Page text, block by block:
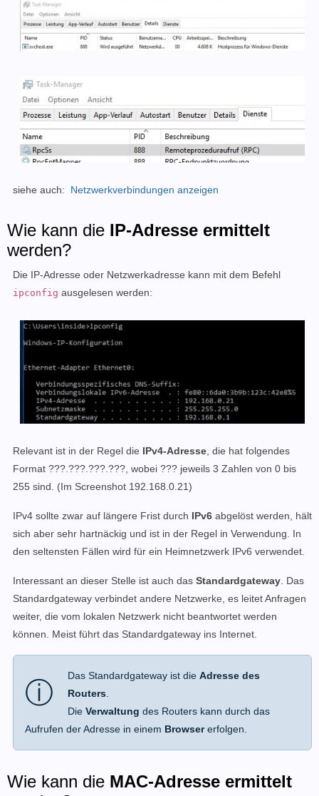
siehe auch: Netzwerkverbindungen anzeigen
Wie kann die IP-Adresse ermittelt
werden?
Die IP-Adresse oder Netzwerkadresse kann mit dem Befehl
ipconfig ausgelesen werden:
Relevant ist in der Regel die IPv4-Adresse, die hat folgendes
Format ???.???.???.???, wobei ??? jeweils 3 Zahlen von 0 bis
255 sind. (Im Screenshot 192.168.0.21)
IPv4 sollte zwar auf längere Frist durch IPv6 abgelöst werden, hält
sich aber sehr hartnäckig und ist in der Regel in Verwendung. In
den seltensten Fällen wird für ein Heimnetzwerk IPv6 verwendet.
Interessant an dieser Stelle ist auch das Standardgateway. Das
Standardgateway verbindet andere Netzwerke, es leitet Anfragen
weiter, die vom lokalen Netzwerk nicht beantwortet werden
können. Meist führt das Standardgateway ins Internet.
ⓘ
Das Standardgateway ist die Adresse des
Routers.
Die Verwaltung des Routers kann durch das
Aufrufen der Adresse in einem Browsererfolgen.
Wie kann die MAC-Adresse ermittelt